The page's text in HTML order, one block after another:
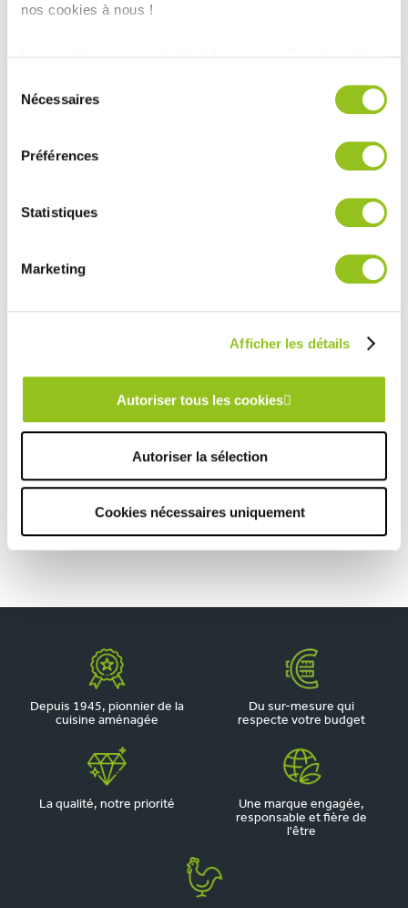
nos cookies à nous !
médias sociaux et d'analyser notre trafic. Nous
partageons également des informations sur l'utilisation de
notre site avec nos partenaires de médias sociaux, de
publicité et d'analyse, qui peuvent combiner celles-ci
ou qu'ils ont collectées lors de votre utilisation de leurs
Nécessaires
Préférences
Statistiques
Marketing
Afficher les détails
Autoriser tous les cookies
Autoriser la sélection
Cookies nécessaires uniquement
INFORMATIONS
COMERA
CUISINE ESCALE – MONISTROL
TOUTES NOS RÉALISATIONS
Depuis 1945, pionnier de la
cuisine aménagée
Du sur-mesure qui
respecte votre budget
La qualité, notre priorité
Une marque engagée,
responsable et fière de
l'être